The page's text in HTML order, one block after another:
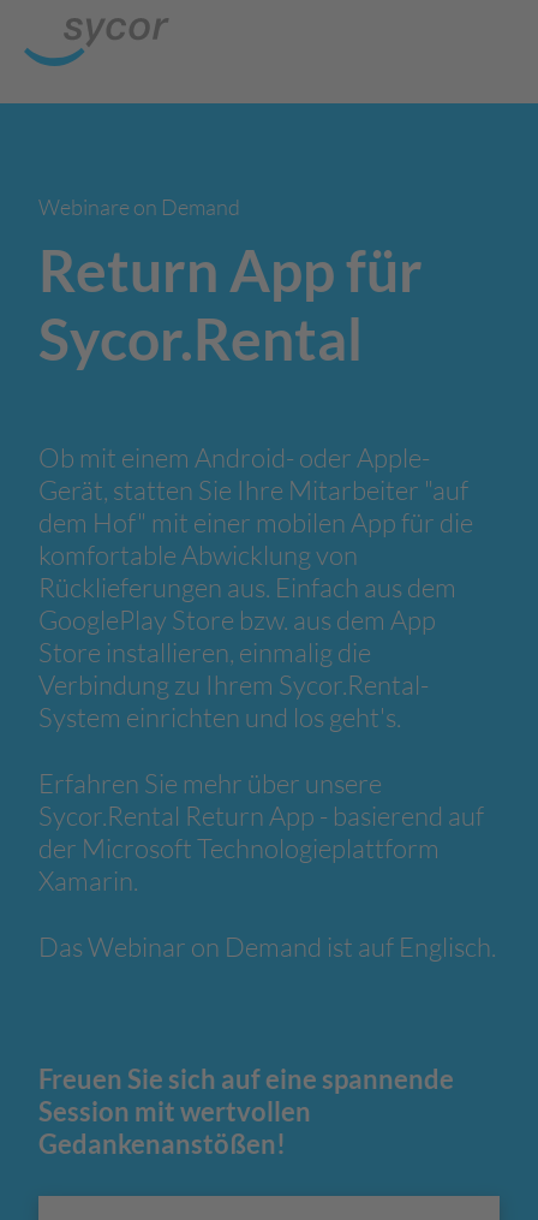
Webinare on Demand
Return App für
Sycor.Rental
Ob mit einem Android- oder Apple-
Gerät, statten Sie Ihre Mitarbeiter "auf
dem Hof" mit einer mobilen App für die
komfortable Abwicklung von
Rücklieferungen aus. Einfach aus dem
GooglePlay Store bzw. aus dem App
Store installieren, einmalig die
Verbindung zu Ihrem Sycor.Rental-
System einrichten und los geht's.
Erfahren Sie mehr über unsere
Sycor.Rental Return App - basierend auf
der Microsoft Technologieplattform
Xamarin.
Das Webinar on Demand ist auf Englisch.
Freuen Sie sich auf eine spannende
Session mit wertvollen
Gedankenanstößen!